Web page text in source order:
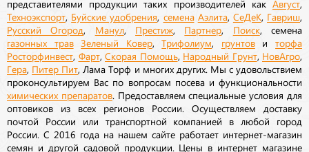
представителями продукции таких производителей как Август
Техноэкспорт Буйские удобрения семена Аэлита, СеДеК Гавриш
Русский Огород Манул, Престиж Партнер Поиск, семена
газонных трав Зеленый Ковер,Трифолиум грунтовиторфа
Росторфинвест Фарт, Скорая Помощь Народный Грунт, НовАгро
Гера Питер Пит , Лама Торф и многих других. Мы с удовольствием
проконсультируем Вас по вопросам посева и функциональности
химических препаратов. Предоставляем специальные условия для
оптовиков из всех регионов России. Осуществляем доставку
почтой России или транспортной компанией в любой город
России. С 2016 года на нашем сайте работает интернет-магазин
семян и другой садовой продукции. Цены в интернет магазине